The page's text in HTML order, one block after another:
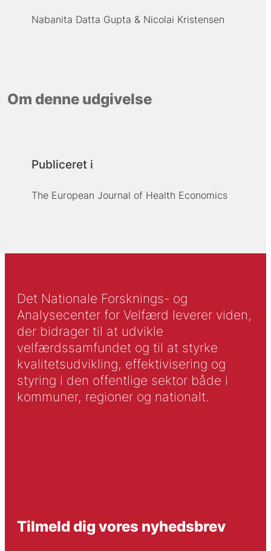
Nabanita Datta Gupta Nicolai Kristensen
Om denne udgivelse
Publiceret i
The European Journal of Health Economics
Det Nationale Forsknings- og
Analysecenter for Velfærd leverer viden,
der bidrager til at udvikle
velfærdssamfundet og til at styrke
kvalitetsudvikling, effektivisering og
styring i den offentlige sektor både i
kommuner, regioner og nationalt.
Tilmeld dig vores nyhedsbrev